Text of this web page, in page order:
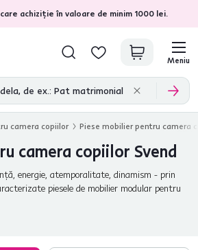
achiziție în valoare de minim 1000 lei.
recenzii de produs verificate
Meniu
camera copiilor Piese mobilier pentru camera
camera copiilor Svend
energie, atemporalitate, dinamism - prin
piesele de mobilier modular pentru
mobilierul cu mânere sau autocolante şi